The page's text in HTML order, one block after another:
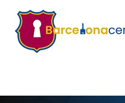
contenido